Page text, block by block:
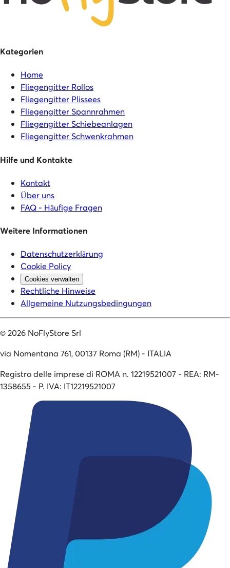
Kategorien
Home
Fliegengitter Rollos
Fliegengitter Plissees
Fliegengitter Spannrahmen
Fliegengitter Schiebeanlagen
Fliegengitter Schwenkrahmen
Hilfe und Kontakte
Kontakt
Über uns
FAQ - Häufige Fragen
Weitere Informationen
Datenschutzerklärung
Cookie Policy
Cookies verwalten
Rechtliche Hinweise
Allgemeine Nutzungsbedingungen
©2026 NoFlyStore Srl
via Nomentana 761, 00137 Roma (RM) - ITALIA
Registro delle imprese di ROMA n. 12219521007 - REA: RM-
1358655 - P. IVA: IT12219521007